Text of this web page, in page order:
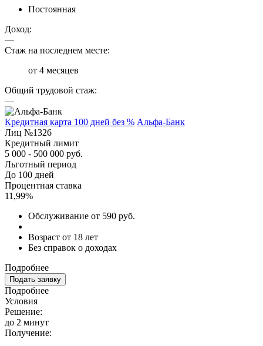
Постоянная
Доход:
—
Стаж на последнем месте:
от 4 месяцев
Общий трудовой стаж:
—
Кредитная карта 100 дней без % Альфа-Банк
Лиц №1326
Кредитный лимит
5 000 - 500 000 руб.
Льготный период
До 100 дней
Процентная ставка
11,99%
Обслуживание от 590 руб.
Возраст от 18 лет
Без справок о доходах
Подробнее
Подать заявку
Подробнее
Условия
Решение:
до 2 минут
Получение: